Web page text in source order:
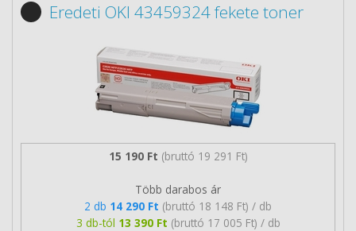
Eredeti OKI 43459324 fekete toner
15 190 Ft (bruttó 19 291 Ft)
Több darabos ár
2 db 14 290 Ft (bruttó 18 148 Ft) / db
3 db-tól 13 390 Ft (bruttó 17 005 Ft) / db